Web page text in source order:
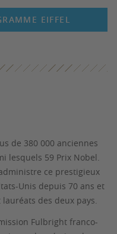
EIFFEL
de 380 000 anciennes
lesquels 59 Prix Nobel
ce prestigieux
Unis depuis 70 ans et
des deux pays.
Fulbright franco-